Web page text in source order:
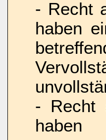
- Recht
haben
- Recht